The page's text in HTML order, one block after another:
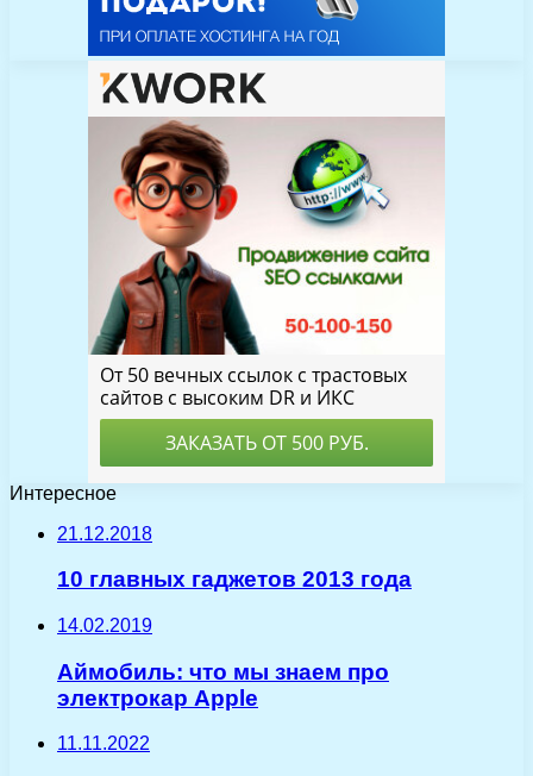
Интересное
21.12.2018
10 главных гаджетов 2013 года
14.02.2019
Аймобиль: что мы знаем про
электрокар Apple
11.11.2022